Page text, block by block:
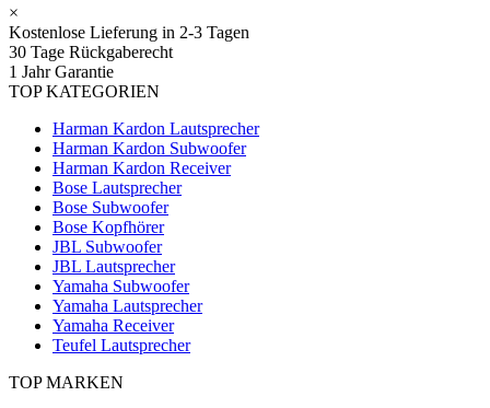
×
Kostenlose Lieferung in 2-3 Tagen
30 Tage Rückgaberecht
1 Jahr Garantie
TOP KATEGORIEN
Harman Kardon Lautsprecher
Harman Kardon Subwoofer
Harman Kardon Receiver
Bose Lautsprecher
Bose Subwoofer
Bose Kopfhörer
JBL Subwoofer
JBL Lautsprecher
Yamaha Subwoofer
Yamaha Lautsprecher
Yamaha Receiver
Teufel Lautsprecher
TOP MARKEN